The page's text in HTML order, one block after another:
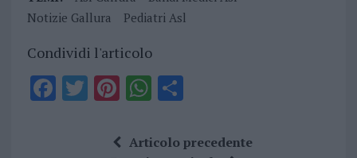
Notizie Gallura
Pediatri Asl
Condividi l'articolo
F T Pi
te
W
at
S
a
Articolo precedente